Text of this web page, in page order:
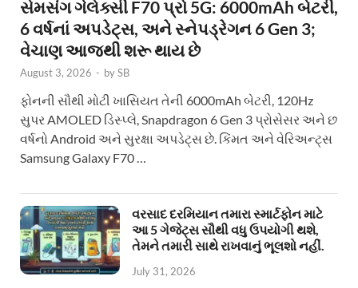
સેમસંગ ગેલેક્સી F70 પ્રો 5G: 6000mAh બેટરી,
6 વર્ષનાં અપડેટ્સ, અને સ્નેપડ્રેગન 6 Gen 3;
વેચાણ આજથી શરૂ થાય છે
August 3, 2026 - bySB
ફોનની સૌથી મોટી ખાસિયત તેની 6000mAh બેટરી, 120Hz
સુપર AMOLED ડિસ્પ્લે, Snapdragon 6 Gen 3 પ્રોસેસર અને છ
વર્ષનો Android અને સુરક્ષા અપડેટ્સ છે. કિંમત અને વેરિઅન્ટ્સ
Samsung Galaxy F70 …
વરસાદ દરમિયાન તમારા સ્માર્ટફોન માટે
આ 5 ગેજેટ્સ સૌથી વધુ ઉપયોગી થશે,
તેમને તમારી સાથે રાખવાનું ભૂલશો નહીં.
July 31, 2026